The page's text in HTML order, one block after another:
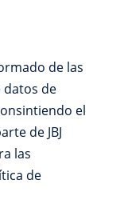
de las
de
el
de JBJ
las
de